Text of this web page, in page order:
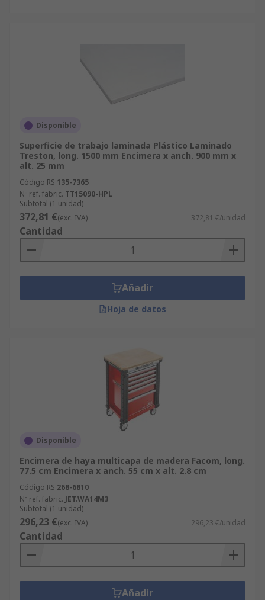
Disponible
Superficie de trabajo laminada Plástico Laminado
Treston, long. 1500 mm Encimera x anch. 900 mm x
alt. 25 mm
Código RS 135-7365
Nº ref. fabric. TT15090-HPL
Subtotal (1 unidad)
372,81 €(exc. IVA) 372,81 €/unidad
Cantidad
Añadir
Hoja de datos
Disponible
Encimera de haya multicapa de madera Facom, long.
77.5 cm Encimera x anch. 55 cm x alt. 2.8 cm
Código RS 268-6810
Nº ref. fabric. JET.WA14M3
Subtotal (1 unidad)
296,23 €(exc. IVA) 296,23 €/unidad
Cantidad
Añadir